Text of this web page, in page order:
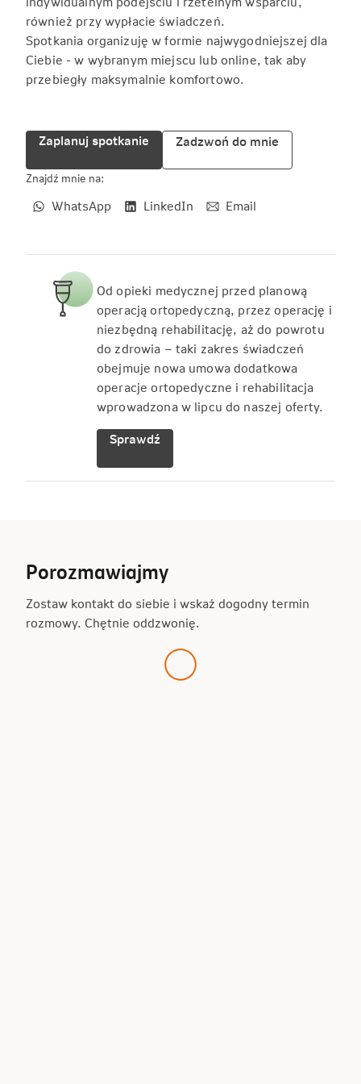
również przy wypłacie świadczeń.
Spotkania organizuję w formie najwygodniejszej dla
Ciebie - w wybranym miejscu lub online, tak aby
przebiegły maksymalnie komfortowo.
Zaplanuj spotkanie Zadzwoń do mnie
Znajdź mnie na:
WhatsApp LinkedIn Email
Od opieki medycznej przed planową
operacją ortopedyczną, przez operację i
niezbędną rehabilitację, aż do powrotu
do zdrowia – taki zakres świadczeń
obejmuje nowa umowa dodatkowa
operacje ortopedyczne i rehabilitacja
wprowadzona w lipcu do naszej oferty.
Sprawdź
Porozmawiajmy
Zostaw kontakt do siebie i wskaż dogodny termin
rozmowy. Chętnie oddzwonię.